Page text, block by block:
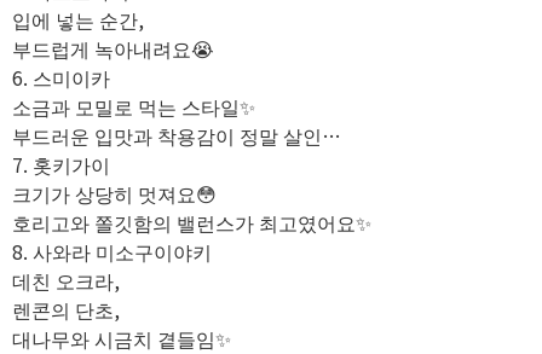
입에 넣는 순간,
부드럽게 녹아내려요😭
6. 스미이카
소금과 모밀로 먹는 스타일✨️
부드러운 입맛과 착용감이 정말 살인…
7. 홋키가이
크기가 상당히 멋져요😳
호리고와 쫄깃함의 밸런스가 최고였어요✨️
8. 사와라 미소구이야키
데친 오크라,
렌콘의 단초,
대나무와 시금치 곁들임✨️